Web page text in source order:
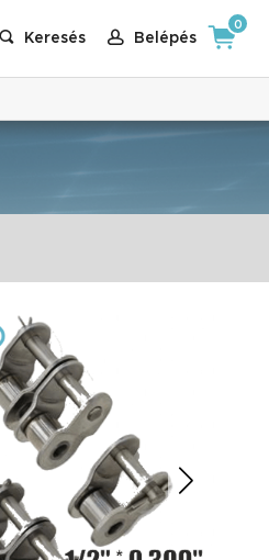
Keresés Belépés
0